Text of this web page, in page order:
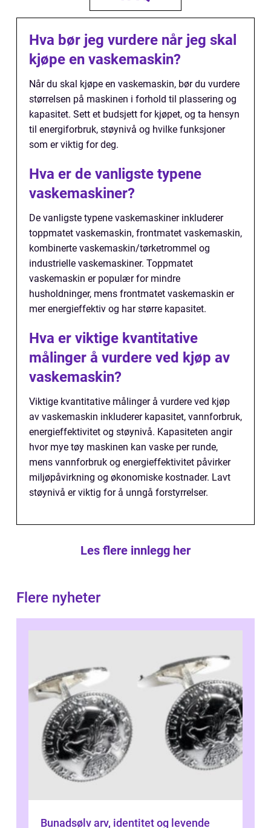
Hva bør jeg vurdere når jeg skal
kjøpe en vaskemaskin?
Når du skal kjøpe en vaskemaskin, bør du vurdere
størrelsen på maskinen i forhold til plassering og
kapasitet. Sett et budsjett for kjøpet, og ta hensyn
til energiforbruk, støynivå og hvilke funksjoner
som er viktig for deg.
Hva er de vanligste typene
vaskemaskiner?
De vanligste typene vaskemaskiner inkluderer
toppmatet vaskemaskin, frontmatet vaskemaskin,
kombinerte vaskemaskin/tørketrommel og
industrielle vaskemaskiner. Toppmatet
vaskemaskin er populær for mindre
husholdninger, mens frontmatet vaskemaskin er
mer energieffektiv og har større kapasitet.
Hva er viktige kvantitative
målinger å vurdere ved kjøp av
vaskemaskin?
Viktige kvantitative målinger å vurdere ved kjøp
av vaskemaskin inkluderer kapasitet, vannforbruk,
energieffektivitet og støynivå. Kapasiteten angir
hvor mye tøy maskinen kan vaske per runde,
mens vannforbruk og energieffektivitet påvirker
miljøpåvirkning og økonomiske kostnader. Lavt
støynivå er viktig for å unngå forstyrrelser.
Les flere innlegg her
Flere nyheter
Bunadsølv arv, identitet og levende